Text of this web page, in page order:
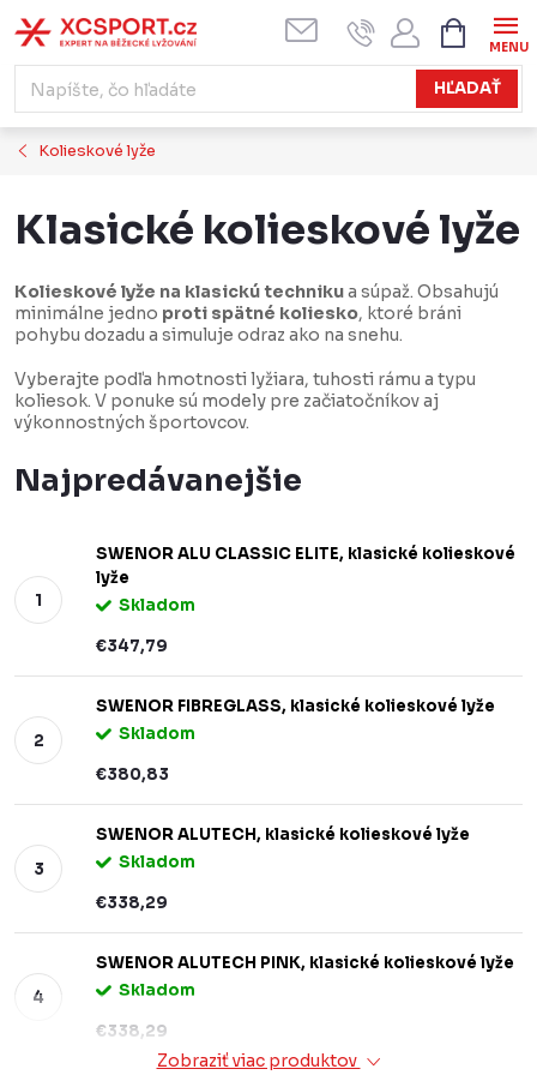
na
obsah
HĽADAŤ
KOŠÍK
Kolieskové lyže
Klasické kolieskové lyže
Kolieskové lyže na klasickú technikua súpaž. Obsahujú
minimálne jedno proti spätné koliesko, ktoré bráni
pohybu dozadu a simuluje odraz ako na snehu.
Vyberajte podľa hmotnosti lyžiara, tuhosti rámu a typu
koliesok. V ponuke sú modely pre začiatočníkov aj
výkonnostných športovcov.
Najpredávanejšie
SWENOR ALU CLASSIC ELITE, klasické kolieskové
lyže
Skladom
€347,79
SWENOR FIBREGLASS, klasické kolieskové lyže
Skladom
€380,83
SWENOR ALUTECH, klasické kolieskové lyže
Skladom
€338,29
SWENOR ALUTECH PINK, klasické kolieskové lyže
Skladom
€338,29
Zobraziť viac produktov